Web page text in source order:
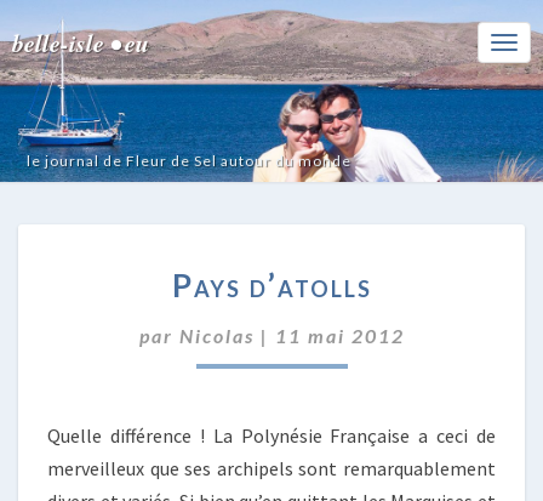
belle-isle • eu
le journal de Fleur de Sel autour du monde
D’ATOLLS
Pays d’atolls
par Nicolas | 11 mai 2012
Quelle différence ! La Polynésie Française a ceci de
merveilleux que ses archipels sont remarquablement